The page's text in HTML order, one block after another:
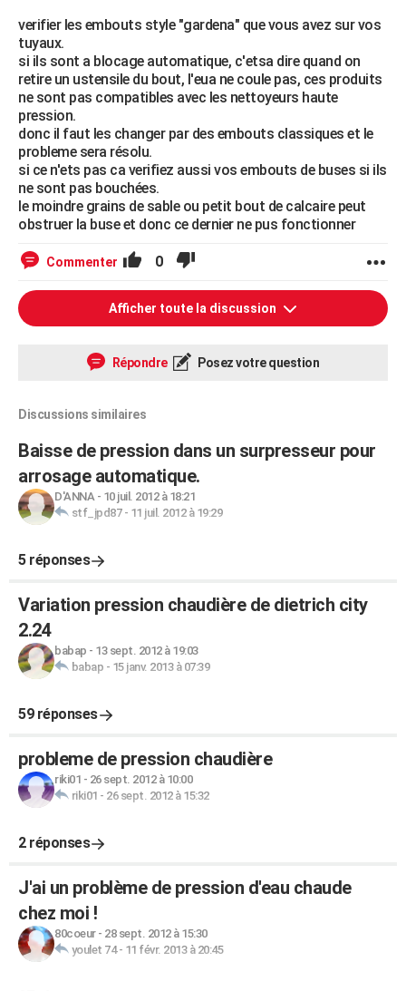
verifier les embouts style "gardena" que vous avez sur vos
tuyaux.
si ils sont a blocage automatique, c'etsa dire quand on
retire un ustensile du bout, l'eua ne coule pas, ces produits
ne sont pas compatibles avec les nettoyeurs haute
pression.
donc il faut les changer par des embouts classiques et le
probleme sera résolu.
si ce n'ets pas ca verifiez aussi vos embouts de buses si ils
ne sont pas bouchées.
le moindre grains de sable ou petit bout de calcaire peut
obstruer la buse et donc ce dernier ne pus fonctionner
Commenter 0
Afficher toute la discussion
Répondre Posez votre question
Discussions similaires
Baisse de pression dans un surpresseur pour
arrosage automatique.
D'ANNA- 10 juil. 2012 à 18:21
stf_jpd87- 11 juil. 2012 à 19:29
5 réponses
Variation pression chaudière de dietrich city
2.24
babap - 13 sept. 2012 à 19:03
babap - 15 janv. 2013 à 07:39
59 réponses
probleme de pression chaudière
riki01 - 26 sept. 2012 à 10:00
riki01 - 26 sept. 2012 à 15:32
2 réponses
J'ai un problème de pression d'eau chaude
chez moi !
80coeur- 28 sept. 2012 à 15:30
youlet 74- 11 févr. 2013 à 20:45